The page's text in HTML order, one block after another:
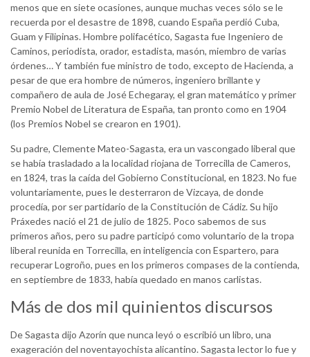
menos que en siete ocasiones, aunque muchas veces sólo se le
recuerda por el desastre de 1898, cuando España perdió Cuba,
Guam y Filipinas. Hombre polifacético, Sagasta fue Ingeniero de
Caminos, periodista, orador, estadista, masón, miembro de varias
órdenes… Y también fue ministro de todo, excepto de Hacienda, a
pesar de que era hombre de números, ingeniero brillante y
compañero de aula de José Echegaray, el gran matemático y primer
Premio Nobel de Literatura de España, tan pronto como en 1904
(los Premios Nobel se crearon en 1901).
Su padre, Clemente Mateo-Sagasta, era un vascongado liberal que
se había trasladado a la localidad riojana de Torrecilla de Cameros,
en 1824, tras la caída del Gobierno Constitucional, en 1823. No fue
voluntariamente, pues le desterraron de Vizcaya, de donde
procedía, por ser partidario de la Constitución de Cádiz. Su hijo
Práxedes nació el 21 de julio de 1825. Poco sabemos de sus
primeros años, pero su padre participó como voluntario de la tropa
liberal reunida en Torrecilla, en inteligencia con Espartero, para
recuperar Logroño, pues en los primeros compases de la contienda,
en septiembre de 1833, había quedado en manos carlistas.
Más de dos mil quinientos discursos
De Sagasta dijo Azorín que nunca leyó o escribió un libro, una
exageración del noventayochista alicantino. Sagasta lector lo fue y